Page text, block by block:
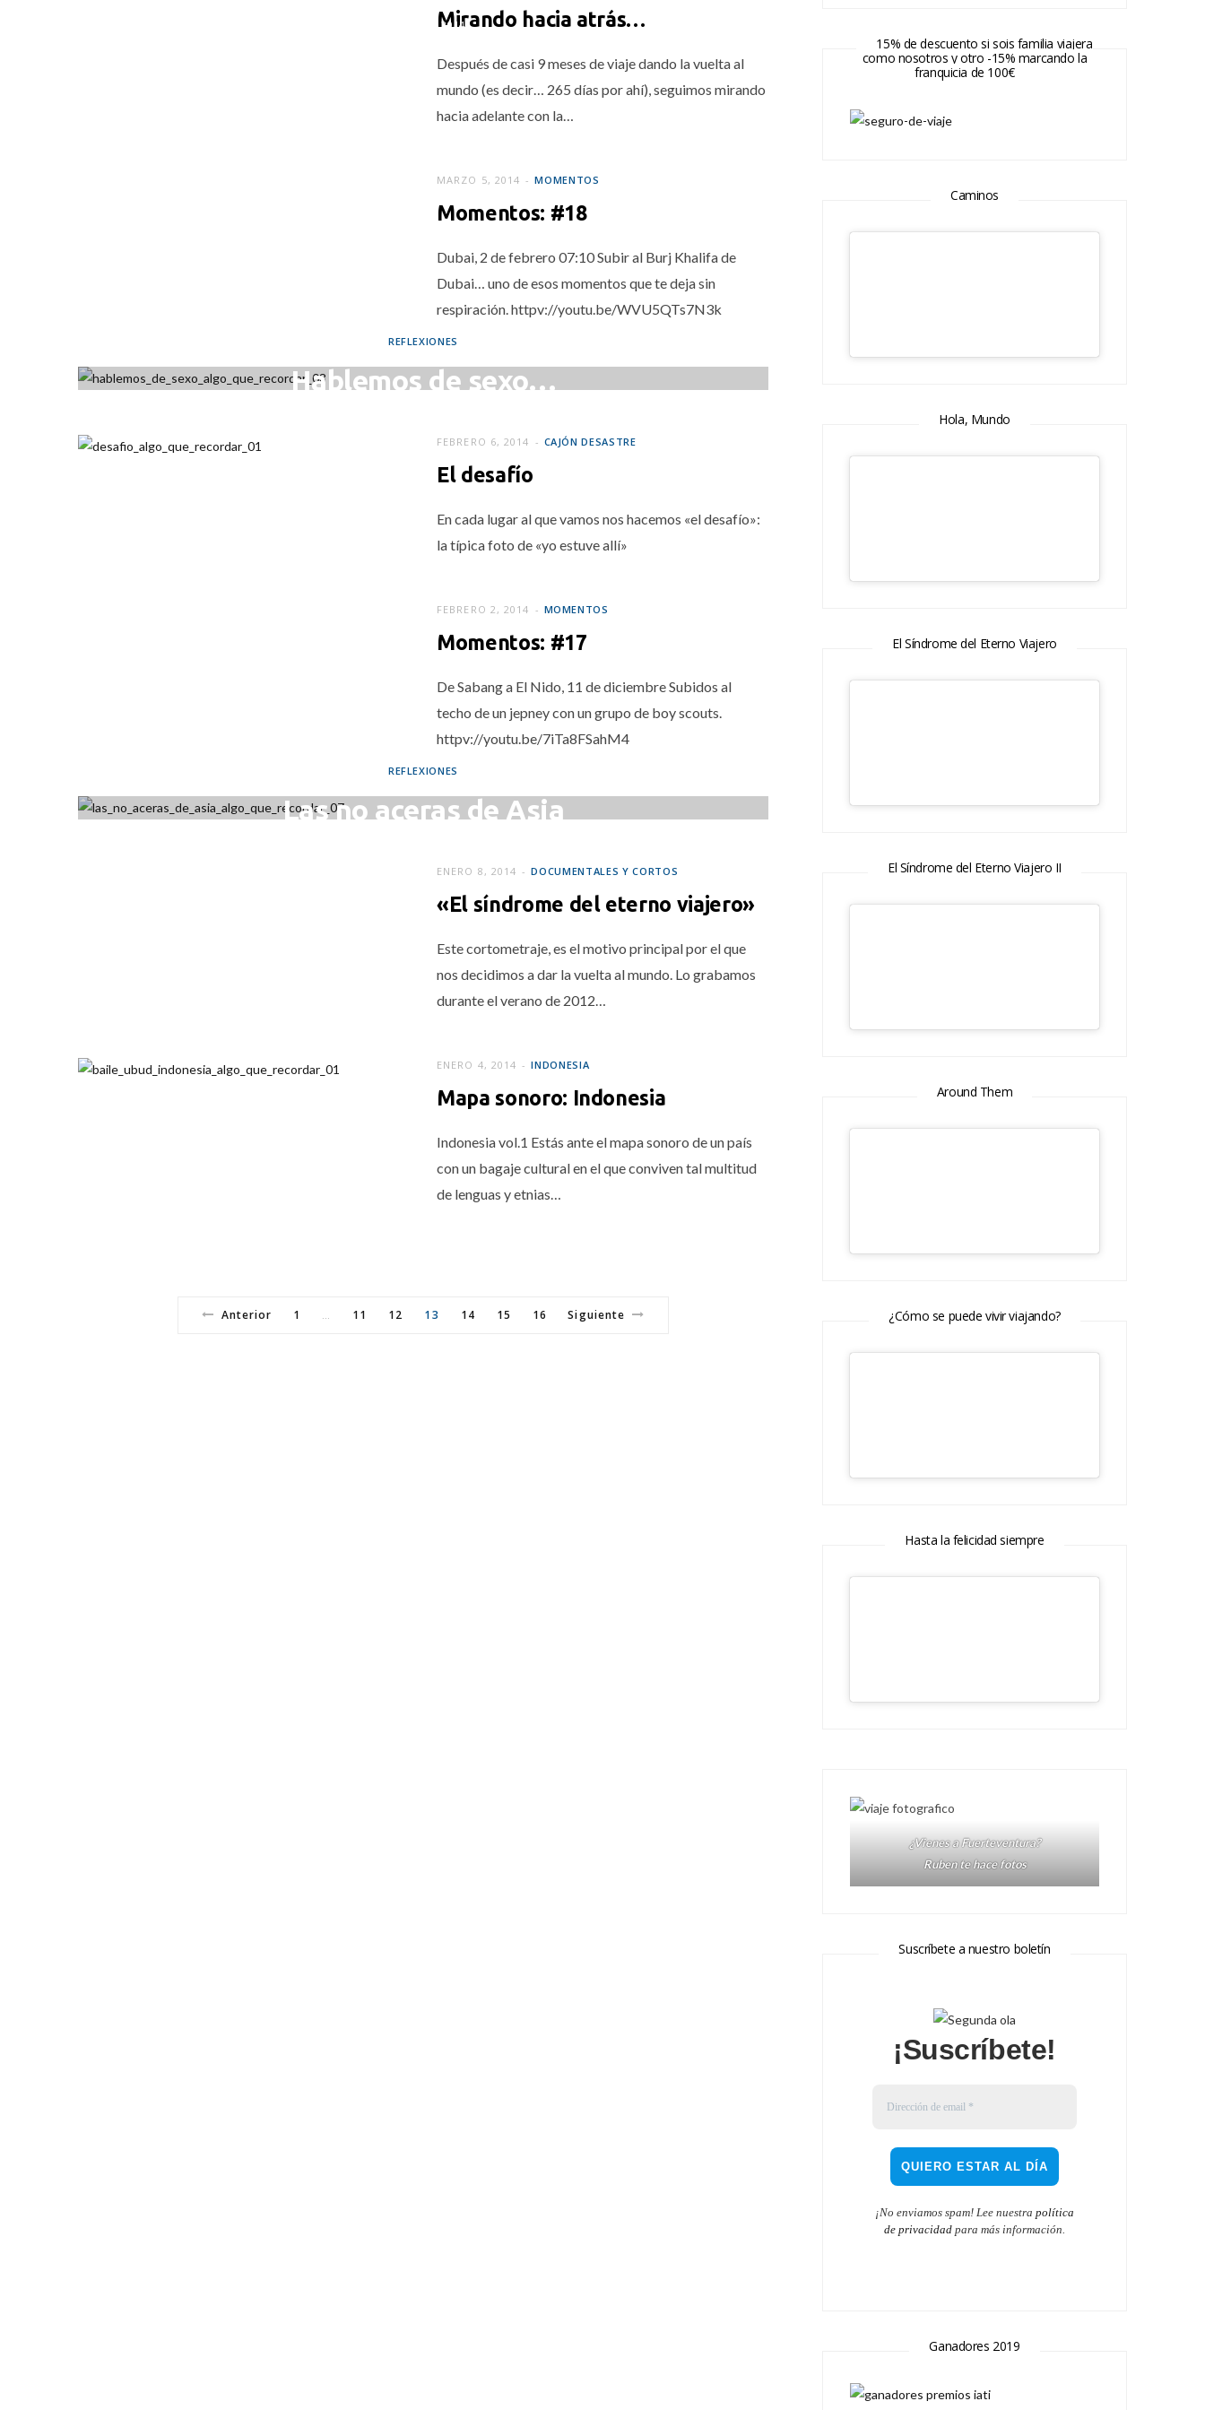
MARZO 26, 2014Mirando hacia atrás…
Después de casi 9 meses de viaje dando la vuelta al
mundo (es decir… 265 días por ahí), seguimos mirando
hacia adelante con la…
MOMENTOS
MARZO 5, 2014
Momentos: #18
Dubai, 2 de febrero 07:10 Subir al Burj Khalifa de
Dubai… uno de esos momentos que te deja sin
respiración. httpv://youtu.be/WVU5QTs7N3k
REFLEXIONES
Hablemos de sexo…
CAJÓN DESASTRE
FEBRERO 6, 2014
El desafío
En cada lugar al que vamos nos hacemos «el desafío»:
la típica foto de «yo estuve allí»
MOMENTOS
FEBRERO 2, 2014
Momentos: #17
De Sabang a El Nido, 11 de diciembre Subidos al
techo de un jepney con un grupo de boy scouts.
httpv://youtu.be/7iTa8FSahM4
REFLEXIONES
Las no aceras de Asia
DOCUMENTALES Y CORTOS
ENERO 8, 2014
«El síndrome del eterno viajero»
Este cortometraje, es el motivo principal por el que
nos decidimos a dar la vuelta al mundo. Lo grabamos
durante el verano de 2012…
INDONESIA
ENERO 4, 2014
Mapa sonoro: Indonesia
Indonesia vol.1 Estás ante el mapa sonoro de un país
con un bagaje cultural en el que conviven tal multitud
de lenguas y etnias…
Anterior 1 … 11 12 13 14 15 16 Siguiente
15% de descuento si sois familia viajera
como nosotros y otro -15% marcando la
franquicia de 100€
Caminos
Hola, Mundo
El Síndrome del Eterno Viajero
El Síndrome del Eterno Viajero II
Around Them
¿Cómo se puede vivir viajando?
Hasta la felicidad siempre
¿Vienes a Fuerteventura?
Ruben te hace fotos
Suscríbete a nuestro boletín
¡Suscríbete!
¡No enviamos spam! Lee nuestra política
de privacidad para más información.
Ganadores 2019